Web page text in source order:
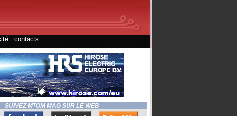
contacts
SUIVEZ MTOM MAG SUR LE WEB